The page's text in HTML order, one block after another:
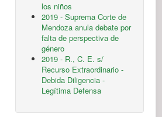
los niños
2019 - Suprema Corte de
Mendoza anula debate por
falta de perspectiva de
género
2019 - R., C. E. s/
Recurso Extraordinario -
Debida Diligencia -
Legítima Defensa